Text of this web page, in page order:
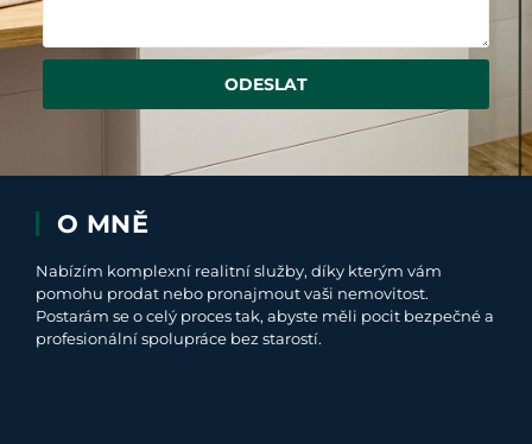
ODESLAT
O MNĚ
Nabízím komplexní realitní služby, díky kterým vám
pomohu prodat nebo pronajmout vaši nemovitost.
Postarám se o celý proces tak, abyste měli pocit bezpečné a
profesionální spolupráce bez starostí.